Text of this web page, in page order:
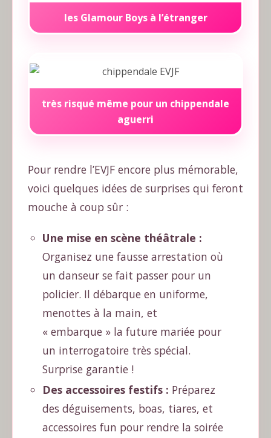
les Glamour Boys à l’étranger
très risqué même pour un chippendale
aguerri
Pour rendre l’EVJF encore plus mémorable,
voici quelques idées de surprises qui feront
mouche à coup sûr :
Une mise en scène théâtrale :
Organisez une fausse arrestation où
un danseur se fait passer pour un
policier. Il débarque en uniforme,
menottes à la main, et
« embarque » la future mariée pour
un interrogatoire très spécial.
Surprise garantie !
Des accessoires festifs : Préparez
des déguisements, boas, tiares, et
accessoires fun pour rendre la soirée